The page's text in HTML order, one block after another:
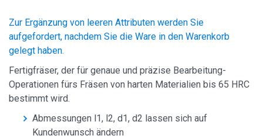
Zur Ergänzung von leeren Attributen werden Sie
aufgefordert, nachdem Sie die Ware in den Warenkorb
gelegt haben.
Fertigfräser, der für genaue und präzise Bearbeitung-
Operationen fürs Fräsen von harten Materialien bis 65 HRC
bestimmt wird.
Abmessungen l1, l2, d1, d2 lassen sich auf
Kundenwunsch ändern